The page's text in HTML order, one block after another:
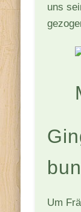
uns
Um